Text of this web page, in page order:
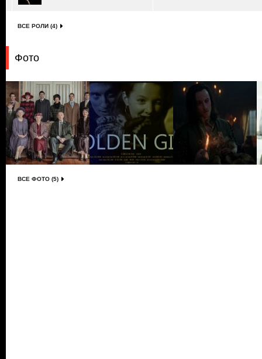
ВСЕ РОЛИ (4)
Фото
ВСЕ ФОТО (5)